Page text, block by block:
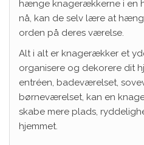
hænge knagerækkerne i en
nå, kan de selv lære at
orden på deres værelse.
Alt i alt er knagerækker et
organisere og dekorere dit
entréen, badeværelset,
børneværelset, kan en
skabe mere plads,
hjemmet.